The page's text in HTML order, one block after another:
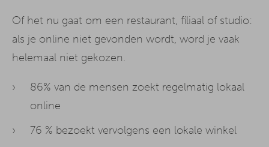
Of het nu gaat om een restaurant, filiaal of studio:
als je online niet gevonden wordt, word je vaak
helemaal niet gekozen.
86% van de mensen zoekt regelmatig lokaal
online
76 % bezoekt vervolgens een lokale winkel